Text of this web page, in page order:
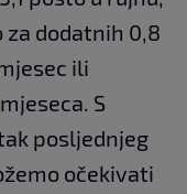
dodatnih 0,8
ili
S
posljednjeg
očekivati